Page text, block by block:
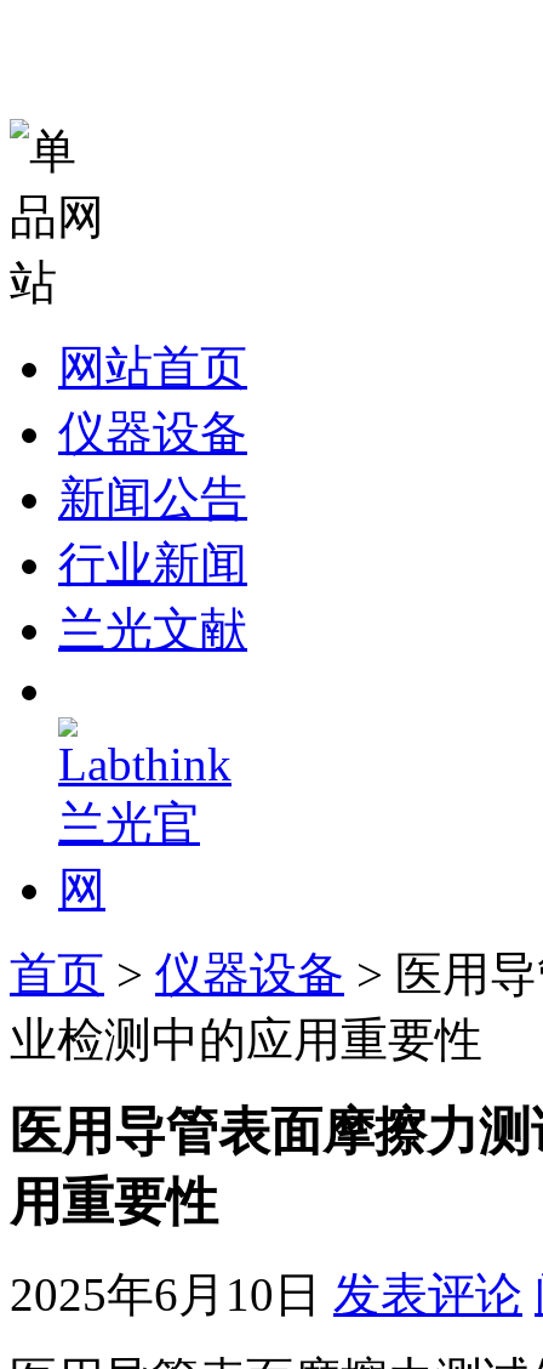
网站首页
仪器设备
新闻公告
行业新闻
兰光文献
首页 > 仪器设备 > 医用
业检测中的应用重要性
医用导管表面摩擦力
用重要性
2025年6月10日 发表评论